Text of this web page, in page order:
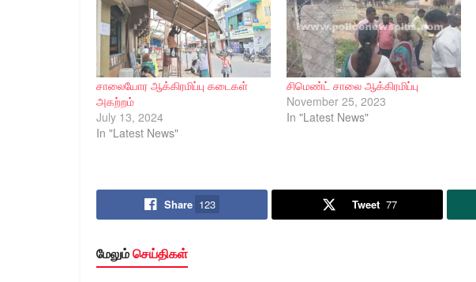
சாலையோர ஆக்கிரமிப்பு கடைகள்
அகற்றம்
July 13, 2024
In "Latest News"
சிமெண்ட் சாலை ஆக்கிரமிப்பு
November 25, 2023
In "Latest News"
Share 123 Tweet 77
மேலும்செய்திகள்